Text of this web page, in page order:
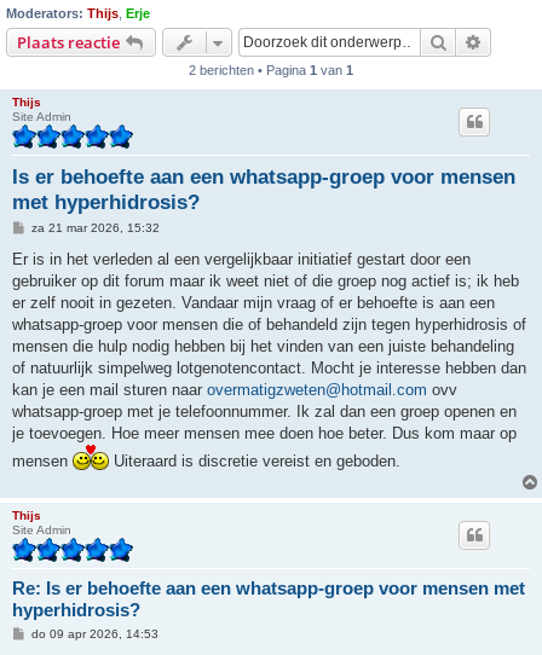
Moderators: Thijs Erje
Plaats reactie Zoek
2 berichten • Pagina 1 van 1
Thijs
Site Admin
Is er behoefte aan een whatsapp-groep voor mensen
met hyperhidrosis?
B
r
c
h
za 21 mar 2026, 15:32
Er is in het verleden al een vergelijkbaar initiatief gestart door een
gebruiker op dit forum maar ik weet niet of die groep nog actief is; ik heb
er zelf nooit in gezeten. Vandaar mijn vraag of er behoefte is aan een
whatsapp-groep voor mensen die of behandeld zijn tegen hyperhidrosis of
mensen die hulp nodig hebben bij het vinden van een juiste behandeling
of natuurlijk simpelweg lotgenotencontact. Mocht je interesse hebben dan
kan je een mail sturen naar overmatigzweten@hotmail.com ovv
whatsapp-groep met je telefoonnummer. Ik zal dan een groep openen en
je toevoegen. Hoe meer mensen mee doen hoe beter. Dus kom maar op
mensen
Uiteraard is discretie vereist en geboden.
Thijs
Site Admin
Re: Is er behoefte aan een whatsapp-groep voor mensen met
hyperhidrosis?
Bdo 09 apr 2026, 14:53